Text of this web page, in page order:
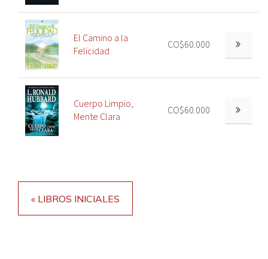
El Camino a la
Felicidad
CO$60.000
Cuerpo Limpio,
Mente Clara
CO$60.000
« LIBROS INICIALES